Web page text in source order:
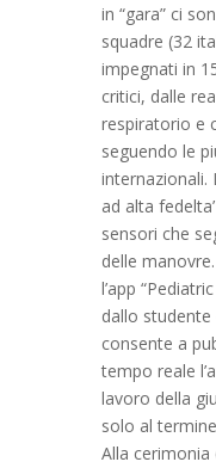
in “gara” ci
squadre (32
impegnati in
critici, dalle
respiratorio e
seguendo le
internazionali.
ad alta
sensori che
delle
l’app
dallo studente
consente a
tempo reale
lavoro della
solo al
Alla cerimonia